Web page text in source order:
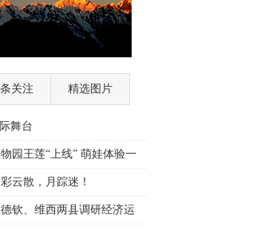
关注 精选图片
舞台
园王莲“上线” 萌娃体验一
云散，月踪迷！
钦、维西两县调研经济运